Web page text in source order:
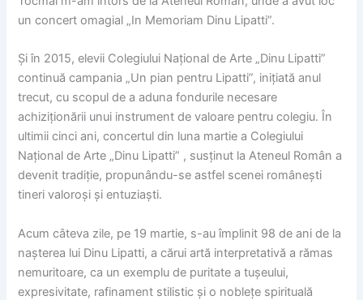
un concert omagial „In Memoriam Dinu Lipatti”.
Și în 2015, elevii Colegiului Național de Arte „Dinu Lipatti”
continuă campania „Un pian pentru Lipatti”, inițiată anul
trecut, cu scopul de a aduna fondurile necesare
achiziționării unui instrument de valoare pentru colegiu. În
ultimii cinci ani, concertul din luna martie a Colegiului
Național de Arte „Dinu Lipatti” , susținut la Ateneul Român a
devenit tradiție, propunându-se astfel scenei românești
tineri valoroși și entuziaști.
Acum câteva zile, pe 19 martie, s-au împlinit 98 de ani de la
nașterea lui Dinu Lipatti, a cărui artă interpretativă a rămas
nemuritoare, ca un exemplu de puritate a tuşeului,
expresivitate, rafinament stilistic şi o nobleţe spirituală